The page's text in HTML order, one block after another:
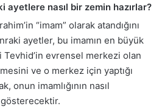
ayetlere nasıl bir zemin hazırlar?
“imam” olarak atandığını
ayetler, bu imamın en büyük
evrensel merkezi olan
ve o merkez için yaptığı
onun imamlığının nasıl
gösterecektir.